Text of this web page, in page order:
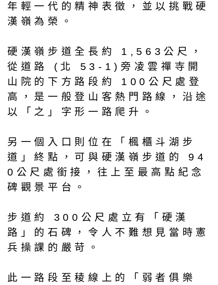
年輕一代的精神表徵，並以挑戰硬
漢嶺為榮。
硬漢嶺步道全長約 1,563公尺，
從道路 (北 53-1)旁凌雲禪寺開
山院的下方路段約 100公尺處登
高，是一般登山客熱門路線，沿途
以「之」字形一路爬升。
另一個入口則位在「楓櫃斗湖步
道」終點，可與硬漢嶺步道的 94
0公尺處銜接，往上至最高點紀念
碑觀景平台。
步道約 300公尺處立有「硬漢
路」的石碑，令人不難想見當時憲
兵操課的嚴苛。
此一路段至稜線上的「弱者俱樂